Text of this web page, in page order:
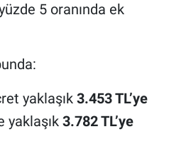
5 oranında ek
yaklaşık 3.453 TL’ye
yaklaşık 3.782 TL’ye